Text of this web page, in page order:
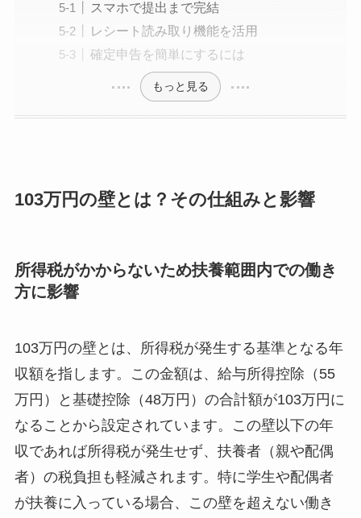
スマホで提出まで完結
レシート読み取り機能を活用
確定申告を簡単にするには
もっと見る
103万円の壁とは？その仕組みと影響
所得税がかからないため扶養範囲内での働き
方に影響
103万円の壁とは、所得税が発生する基準となる年
収額を指します。この金額は、給与所得控除（55
万円）と基礎控除（48万円）の合計額が103万円に
なることから設定されています。この壁以下の年
収であれば所得税が発生せず、扶養者（親や配偶
者）の税負担も軽減されます。特に学生や配偶者
が扶養に入っている場合、この壁を超えない働き